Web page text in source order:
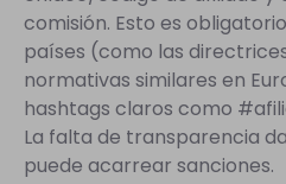
comisión. Esto es
países (como las directrices
normativas similares en
hashtags claros como
La falta de transparencia
puede acarrear sanciones.